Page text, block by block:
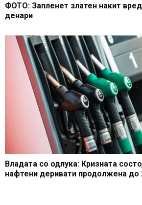
ФОТО: Запленет златен накит
денари
Владата со одлука: Кризната
нафтени деривати продолжена до